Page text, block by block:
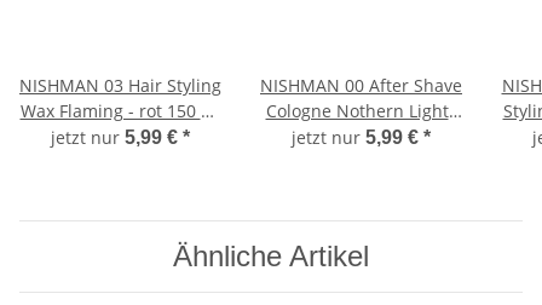
NISHMAN 03 Hair Styling
Wax Flaming - rot 150 ml
XL
jetzt nur 5,99 € *
NISHMAN 00 After Shave
Cologne Nothern Lights
XL 400 ml XL
jetzt nur 5,99 € *
Ähnliche Artikel